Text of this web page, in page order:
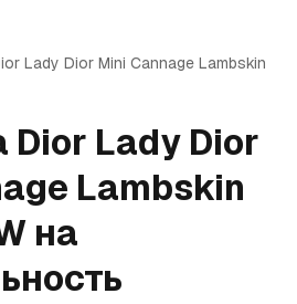
Lady Dior Mini Cannage Lambskin
Dior Lady Dior
Lambskin
на